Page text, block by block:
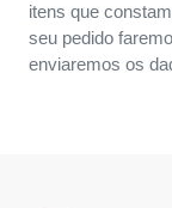
itens que
seu pedido
enviaremos os